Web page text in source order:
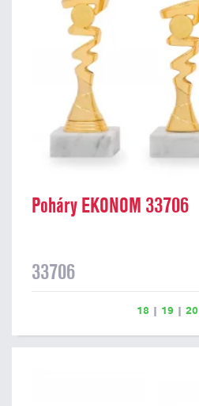
Poháry EKONOM 33706
33706
18 | 19 | 20